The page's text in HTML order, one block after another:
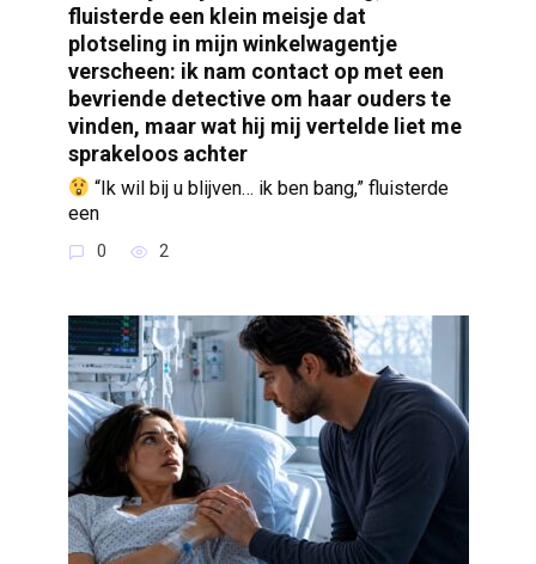
fluisterde een klein meisje dat
plotseling in mijn winkelwagentje
verscheen: ik nam contact op met een
bevriende detective om haar ouders te
vinden, maar wat hij mij vertelde liet me
sprakeloos achter
“Ik wil bij u blijven… ik ben bang,” fluisterde
een
0 2